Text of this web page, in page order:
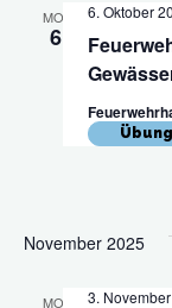
MO.
6
6. Oktober
Übung
November 2025
MO. 3.